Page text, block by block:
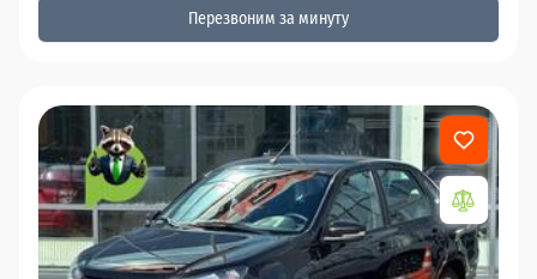
Перезвоним за минуту